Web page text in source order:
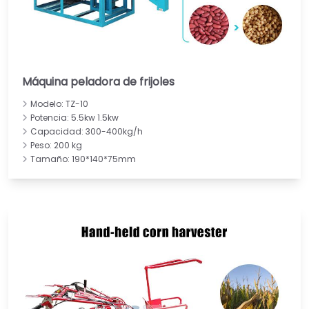
Máquina peladora de frijoles
Modelo: TZ-10
Potencia: 5.5kw 1.5kw
Capacidad: 300-400kg/h
Peso: 200 kg
Tamaño: 190*140*75mm